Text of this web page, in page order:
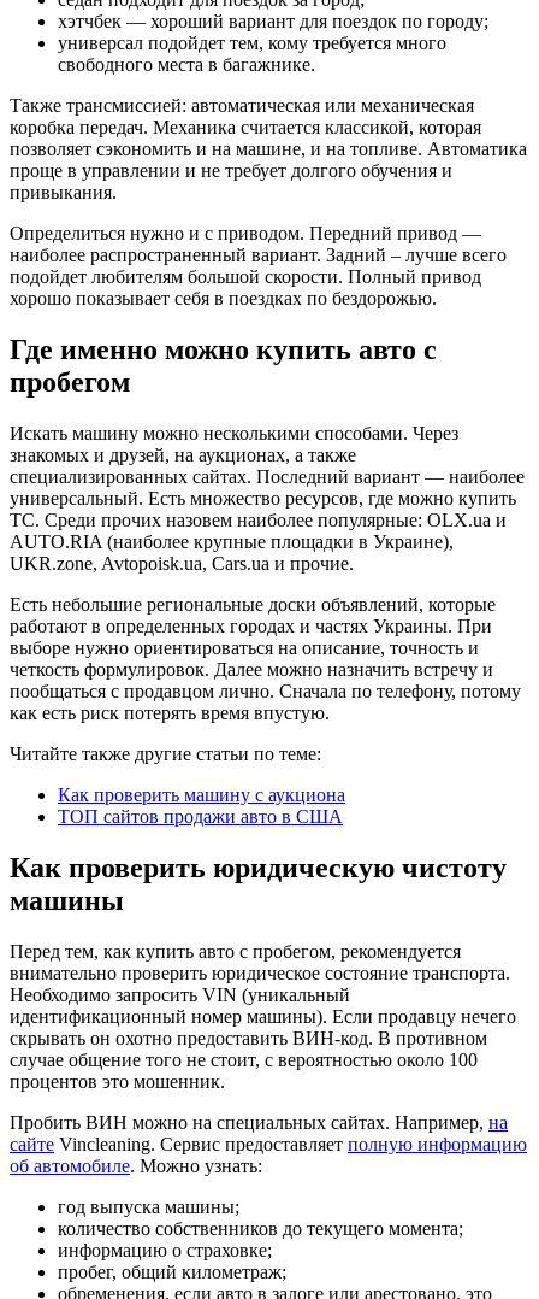
хэтчбек — хороший вариант для поездок по городу;
универсал подойдет тем, кому требуется много
свободного места в багажнике.
Также трансмиссией: автоматическая или механическая
коробка передач. Механика считается классикой, которая
позволяет сэкономить и на машине, и на топливе. Автоматика
проще в управлении и не требует долгого обучения и
привыкания.
Определиться нужно и с приводом. Передний привод —
наиболее распространенный вариант. Задний – лучше всего
подойдет любителям большой скорости. Полный привод
хорошо показывает себя в поездках по бездорожью.
Где именно можно купить авто с
пробегом
Искать машину можно несколькими способами. Через
знакомых и друзей, на аукционах, а также
специализированных сайтах. Последний вариант — наиболее
универсальный. Есть множество ресурсов, где можно купить
ТС. Среди прочих назовем наиболее популярные: OLX.ua и
AUTO.RIA (наиболее крупные площадки в Украине),
UKR.zone, Avtopoisk.ua, Cars.ua и прочие.
Есть небольшие региональные доски объявлений, которые
работают в определенных городах и частях Украины. При
выборе нужно ориентироваться на описание, точность и
четкость формулировок. Далее можно назначить встречу и
пообщаться с продавцом лично. Сначала по телефону, потому
как есть риск потерять время впустую.
Читайте также другие статьи по теме:
Как проверить машину с аукциона
ТОП сайтов продажи авто в США
Как проверить юридическую чистоту
машины
Перед тем, как купить авто с пробегом, рекомендуется
внимательно проверить юридическое состояние транспорта.
Необходимо запросить VIN (уникальный
идентификационный номер машины). Если продавцу нечего
скрывать он охотно предоставить ВИН-код. В противном
случае общение того не стоит, с вероятностью около 100
процентов это мошенник.
Пробить ВИН можно на специальных сайтах. Например, на
сайте Vincleaning. Сервис предоставляет полную информацию
об автомобиле. Можно узнать:
год выпуска машины;
количество собственников до текущего момента;
информацию о страховке;
пробег, общий километраж;
обременения, если авто в залоге или арестовано, это